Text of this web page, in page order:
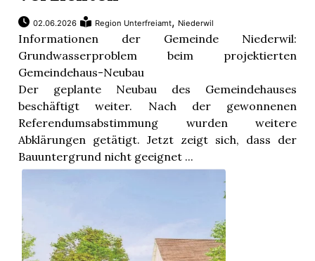
02.06.2026 Region Unterfreiamt, Niederwil
Informationen der Gemeinde Niederwil:
Grundwasserproblem beim projektierten
Gemeindehaus-Neubau
Der geplante Neubau des Gemeindehauses
beschäftigt weiter. Nach der gewonnenen
Referendumsabstimmung wurden weitere
Abklärungen getätigt. Jetzt zeigt sich, dass der
Bauuntergrund nicht geeignet ...